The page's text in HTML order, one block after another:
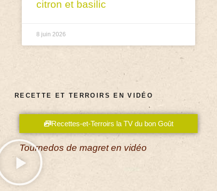
citron et basilic
8 juin 2026
RECETTE ET TERROIRS EN VIDÉO
Recettes-et-Terroirs la TV du bon Goût
Tournedos de magret en vidéo